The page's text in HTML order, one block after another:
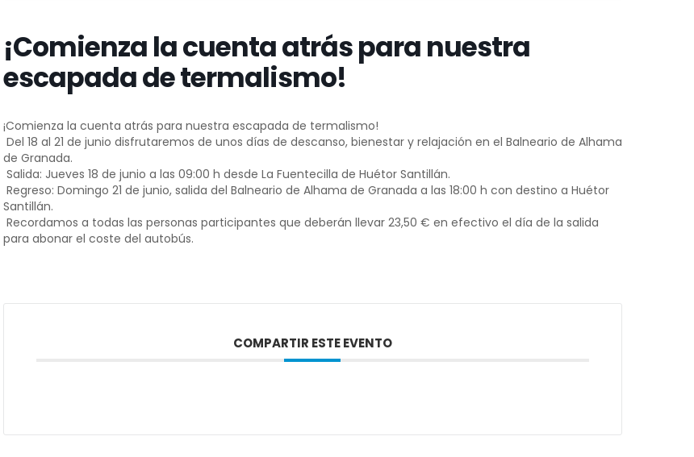
¡Comienza la cuenta atrás para nuestra
escapada de termalismo!
¡Comienza la cuenta atrás para nuestra escapada de termalismo!
Del 18 al 21 de junio disfrutaremos de unos días de descanso, bienestar y relajación en el Balneario de Alhama
de Granada.
Salida: Jueves 18 de junio a las 09:00 h desde La Fuentecilla de Huétor Santillán.
Regreso: Domingo 21 de junio, salida del Balneario de Alhama de Granada a las 18:00 h con destino a Huétor
Santillán.
Recordamos a todas las personas participantes que deberán llevar 23,50 € en efectivo el día de la salida
para abonar el coste del autobús.
COMPARTIR ESTE EVENTO